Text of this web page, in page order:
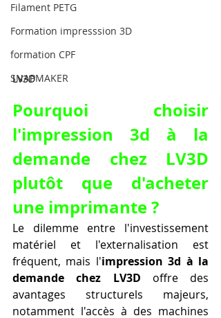
Filament PETG
Formation impresssion 3D
formation CPF
SNAPMAKER
LV3D
Pourquoi choisir
l'impression 3d à la
demande chez LV3D
plutôt que d'acheter
une imprimante ?
Le dilemme entre l'investissement
matériel et l'externalisation est
fréquent, mais l'impression 3d à la
demande chez LV3D offre des
avantages structurels majeurs,
notamment l'accès à des machines